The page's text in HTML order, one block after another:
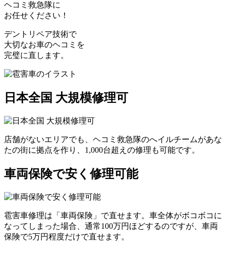
ヘコミ救急隊に
お任せください！
デントリペア技術で
大切なお車のヘコミを
完璧に直します。
日本全国 大規模修理可
店舗がないエリアでも、ヘコミ救急隊のへイルチームがあな
たの街に拠点を作り、1,000台超えの修理も可能です。
車両保険で安く修理可能
雹害車修理は「車両保険」で直せます。車全体がボコボコに
なってしまった場合、通常100万円ほどするのですが、車両
保険で5万円程度だけで直せます。